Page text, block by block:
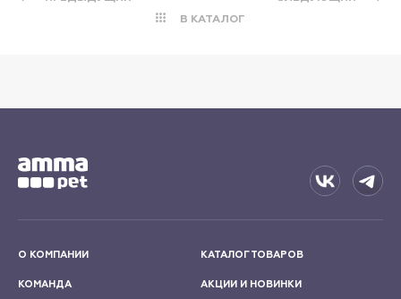
В КАТАЛОГ
О КОМПАНИИ
КОМАНДА
КАТАЛОГ ТОВАРОВ
АКЦИИ И НОВИНКИ